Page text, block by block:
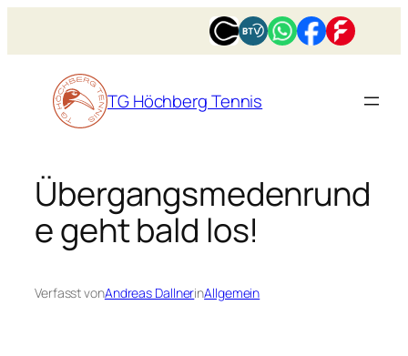
springen
TG Höchberg Tennis
Übergangsmedenrund
e geht bald los!
Verfasst vonAndreas DallnerinAllgemein